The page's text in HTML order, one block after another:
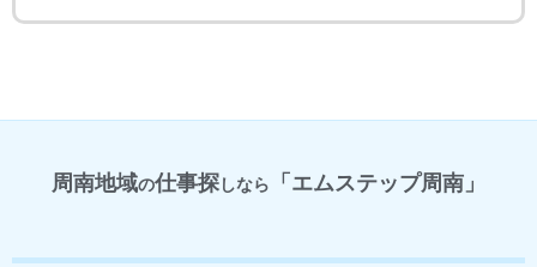
周南地域の仕事探しなら 「エムステップ周南」